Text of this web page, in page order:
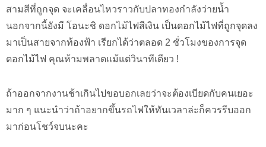
สามสีที่ถูกจุด จะเคลื่อนไหวราวกับปลาทองกำลังว่ายน้ำ
นอกจากนี้ยังมี โอนะชิ ดอกไม้ไฟสีเงิน เป็นดอกไม้ไฟที่ถูกจุดลง
มาเป็นสายจากท้องฟ้า เรียกได้ว่าตลอด 2 ชั่วโมงของการจุด
ดอกไม้ไฟ คุณห้ามพลาดแม้แต่วินาทีเดียว !
ถ้าออกจากงานช้าเกินไปขอบอกเลยว่าจะต้องเบียดกับคนเยอะ
มาก ๆ แนะนำว่าถ้าอยากขึ้นรถไฟให้ทันเวลาล่ะก็ควรรีบออก
มาก่อนโชว์จบนะคะ